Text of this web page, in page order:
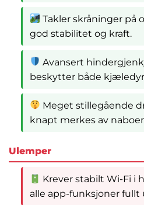
Takler skråninger på
god stabilitet og kraft.
Avansert
beskytter både
Meget stillegående
knapt merkes av
Ulemper
Krever stabilt Wi-Fi i
alle app-funksjoner fullt